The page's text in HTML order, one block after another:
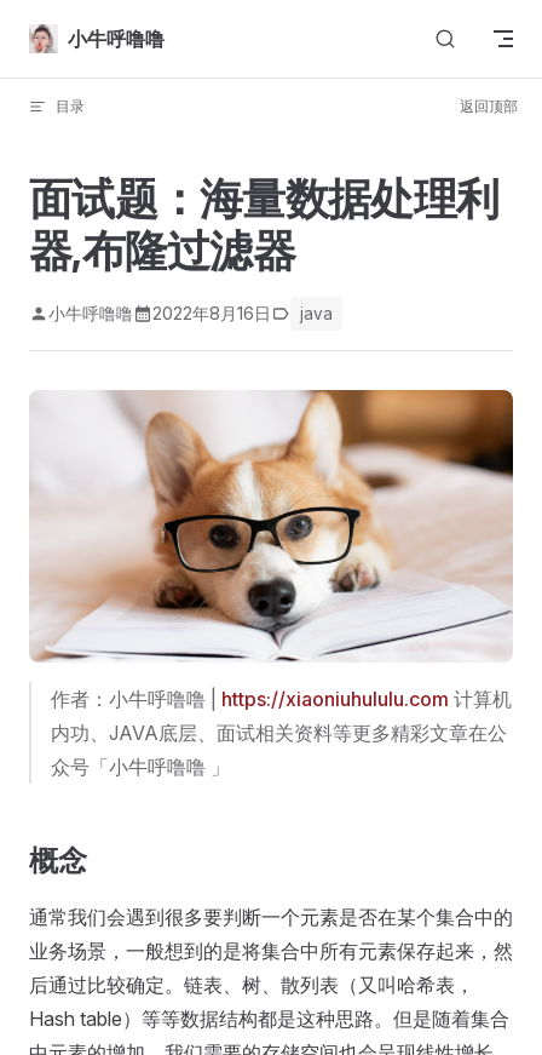
Skip to content
小牛呼噜噜
目录 返回顶部
面试题：海量数据处理利
器,布隆过滤器
小牛呼噜噜 2022年8月16日 java
作者：小牛呼噜噜 | https://xiaoniuhululu.com 计算机
内功、JAVA底层、面试相关资料等更多精彩文章在公
众号「小牛呼噜噜 」
概念
通常我们会遇到很多要判断一个元素是否在某个集合中的
业务场景，一般想到的是将集合中所有元素保存起来，然
后通过比较确定。链表、树、散列表（又叫哈希表，
Hash table）等等数据结构都是这种思路。但是随着集合